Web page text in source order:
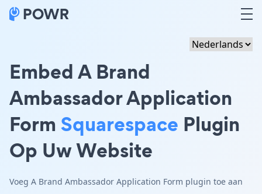
Embed A Brand
Ambassador Application
Form Squarespace Plugin
Op Uw Website
Voeg A Brand Ambassador Application Form plugin toe aan